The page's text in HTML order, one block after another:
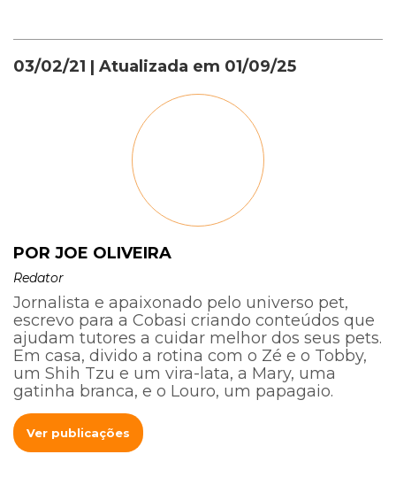
03/02/21 | Atualizada em 01/09/25
POR JOE OLIVEIRA
Redator
Jornalista e apaixonado pelo universo pet,
escrevo para a Cobasi criando conteúdos que
ajudam tutores a cuidar melhor dos seus pets.
Em casa, divido a rotina com o Zé e o Tobby,
um Shih Tzu e um vira-lata, a Mary, uma
gatinha branca, e o Louro, um papagaio.
Ver publicações